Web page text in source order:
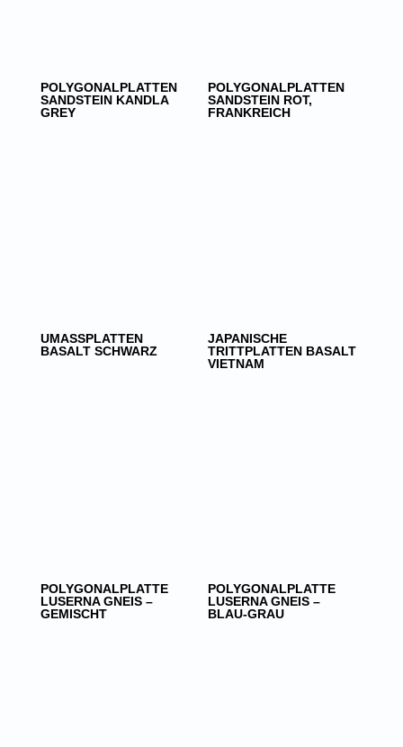
POLYGONALPLATTEN
SANDSTEIN KANDLA
GREY
POLYGONALPLATTEN
SANDSTEIN ROT,
FRANKREICH
UMASSPLATTEN
BASALT SCHWARZ
JAPANISCHE
TRITTPLATTEN BASALT
VIETNAM
POLYGONALPLATTE
LUSERNA GNEIS –
GEMISCHT
POLYGONALPLATTE
LUSERNA GNEIS –
BLAU-GRAU